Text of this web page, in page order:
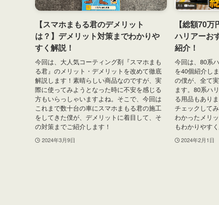
【スマホまもる君のデメリット
は？】デメリット対策までわかりや
すく解説！
今回は、大人気コーティング剤『スマホまも
る君』のメリット・デメリットを改めて徹底
解説します！素晴らしい商品なのですが、実
際に使ってみようとなった時に不安を感じる
方もいらっしゃいますよね。そこで、今回は
これまで数十台の車にスマホまもる君の施工
をしてきた僕が、デメリットに着目して、そ
の対策までご紹介します！
2024年3月9日
【総額70
ハリアーお
紹介！
今回は、80系
を40個紹介し
の僕が、全て
ます。80系ハ
る用品もあり
チェックして
わかったメリ
もわかりやす
2024年2月1日